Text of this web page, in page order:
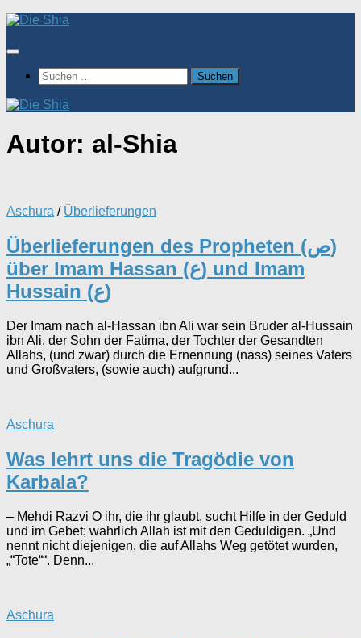
Zum
springen
Suchen
nach:
Autor: al-Shia
Aschura / Überlieferungen
Überlieferungen des Propheten (ص)
über Imam Hassan (ع) und Imam
Hussain (ع)
Der Imam nach al-Hassan ibn Ali war sein Bruder al-Hussain
ibn Ali, der Sohn der Fatima, der Tochter der Gesandten
Allahs, (und zwar) durch die Ernennung (nass) seines Vaters
und Großvaters, (sowie auch) aufgrund...
Aschura
Was lehrt uns die Tragödie von
Karbala?
– Mehdi Razvi O ihr, die ihr glaubt, sucht Hilfe in der Geduld
und im Gebet; wahrlich Allah ist mit den Geduldigen. „Und
nennt nicht diejenigen, die auf Allahs Weg getötet wurden,
„“Tote““. Denn...
Aschura